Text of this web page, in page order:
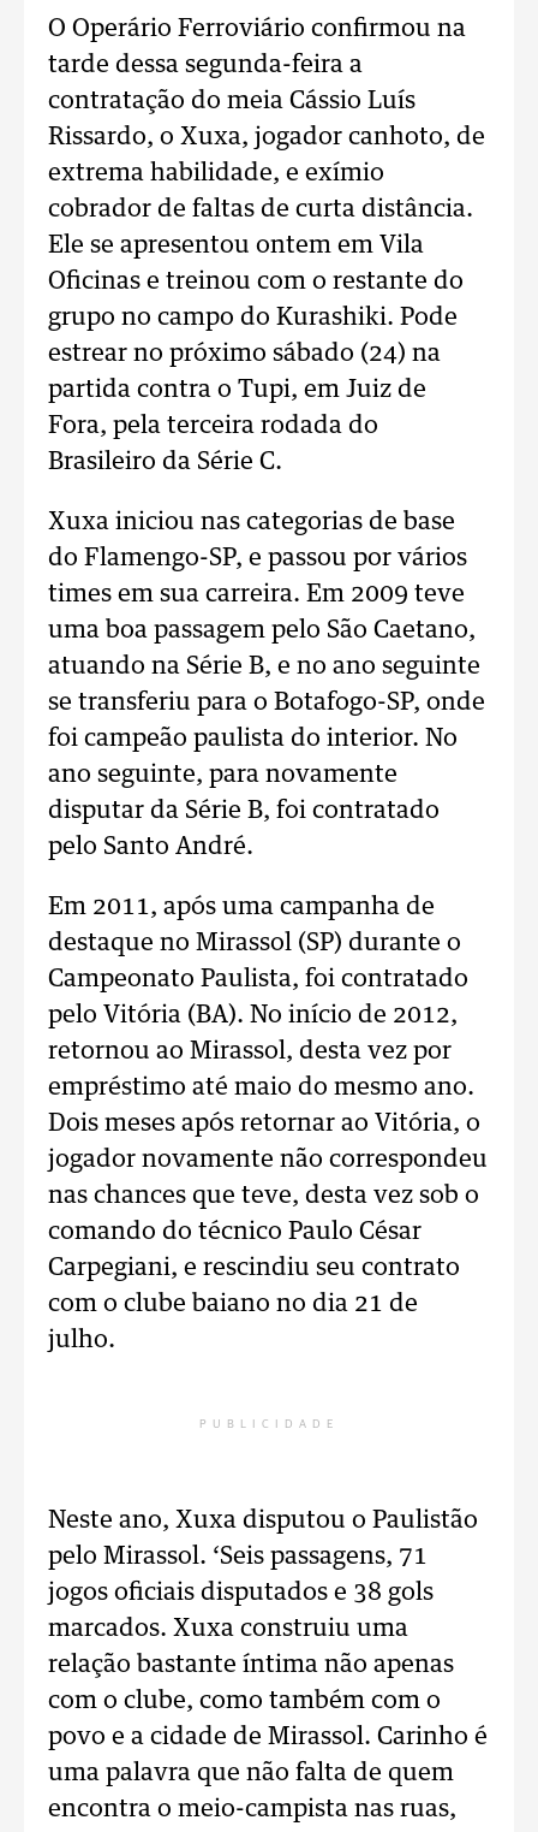
O Operário Ferroviário confirmou na
tarde dessa segunda-feira a
contratação do meia Cássio Luís
Rissardo, o Xuxa, jogador canhoto, de
extrema habilidade, e exímio
cobrador de faltas de curta distância.
Ele se apresentou ontem em Vila
Oficinas e treinou com o restante do
grupo no campo do Kurashiki. Pode
estrear no próximo sábado (24) na
partida contra o Tupi, em Juiz de
Fora, pela terceira rodada do
Brasileiro da Série C.
Xuxa iniciou nas categorias de base
do Flamengo-SP, e passou por vários
times em sua carreira. Em 2009 teve
uma boa passagem pelo São Caetano,
atuando na Série B, e no ano seguinte
se transferiu para o Botafogo-SP, onde
foi campeão paulista do interior. No
ano seguinte, para novamente
disputar da Série B, foi contratado
pelo Santo André.
Em 2011, após uma campanha de
destaque no Mirassol (SP) durante o
Campeonato Paulista, foi contratado
pelo Vitória (BA). No início de 2012,
retornou ao Mirassol, desta vez por
empréstimo até maio do mesmo ano.
Dois meses após retornar ao Vitória, o
jogador novamente não correspondeu
nas chances que teve, desta vez sob o
comando do técnico Paulo César
Carpegiani, e rescindiu seu contrato
com o clube baiano no dia 21 de
julho.
PUBLICIDADE
Neste ano, Xuxa disputou o Paulistão
pelo Mirassol. ‘Seis passagens, 71
jogos oficiais disputados e 38 gols
marcados. Xuxa construiu uma
relação bastante íntima não apenas
com o clube, como também com o
povo e a cidade de Mirassol. Carinho é
uma palavra que não falta de quem
encontra o meio-campista nas ruas,